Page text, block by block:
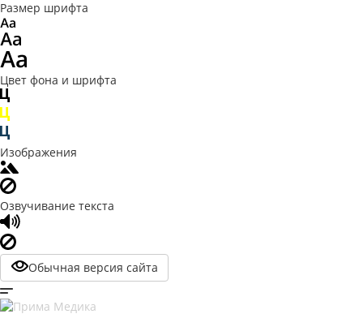
Размер шрифта
Цвет фона и шрифта
Изображения
Озвучивание текста
Обычная версия сайта